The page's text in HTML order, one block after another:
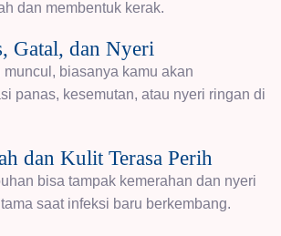
dan membentuk kerak.
Gatal, dan Nyeri
biasanya kamu akan
panas, kesemutan, atau nyeri ringan di
dan Kulit Terasa Perih
bisa tampak kemerahan dan nyeri
saat infeksi baru berkembang.